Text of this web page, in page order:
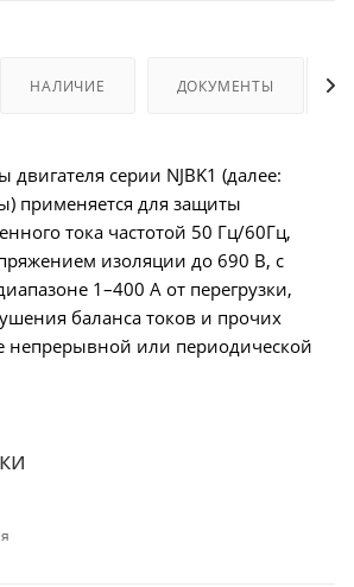
НАЛИЧИЕ ДОКУМЕНТЫ
двигателя серии NJBK1 (далее:
применяется для защиты
тока частотой 50 Гц/60Гц,
изоляции до 690 В, с
1–400 А от перегрузки,
баланса токов и прочих
непрерывной или периодической